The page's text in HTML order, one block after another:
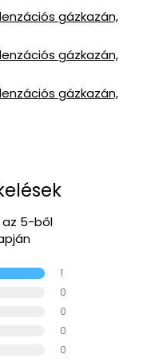
gázkazán,
gázkazán,
gázkazán,
az 5-ből
1
0
0
0
0